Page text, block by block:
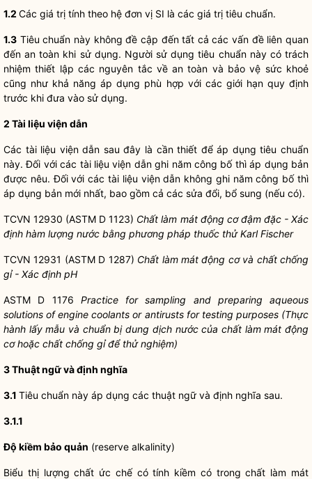
1.2 Các giá trị tính theo hệ đơn vị SI là các giá trị tiêu chuẩn.
1.3 Tiêu chuẩn này không đề cập đến tất cả các vấn đề liên quan
đến an toàn khi sử dụng. Người sử dụng tiêu chuẩn này có trách
nhiệm thiết lập các nguyên tắc về an toàn và bảo vệ sức khoẻ
cũng như khả năng áp dụng phù hợp với các giới hạn quy định
trước khi đưa vào sử dụng.
2 Tài liệu viện dẫn
Các tài liệu viện dẫn sau đây là cần thiết để áp dụng tiêu chuẩn
này. Đối với các tài liệu viện dẫn ghi năm công bố thì áp dụng bản
được nêu. Đối với các tài liệu viện dẫn không ghi năm công bố thì
áp dụng bản mới nhất, bao gồm cả các sửa đổi, bổ sung (nếu có).
TCVN 12930 (ASTM D 1123) Chất làm mát động cơ đậm đặc - Xác
định hàm lượng nước bằng phương pháp thuốc thử Karl Fischer
TCVN 12931 (ASTM D 1287) Chất làm mát động cơ và chất chống
gỉ - Xác định pH
ASTM D 1176 Practice for sampling and preparing aqueous
solutions of engine coolants or antirusts for testing purposes (Thực
hành lấy mẫu và chuẩn bị dung dịch nước của chất làm mát động
cơ hoặc chất chống gỉ để thử nghiệm)
3 Thuật ngữ và định nghĩa
3.1 Tiêu chuẩn này áp dụng các thuật ngữ và định nghĩa sau.
3.1.1
Độ kiềm bảo quản (reserve alkalinity)
Biểu thị lượng chất ức chế có tính kiềm có trong chất làm mát